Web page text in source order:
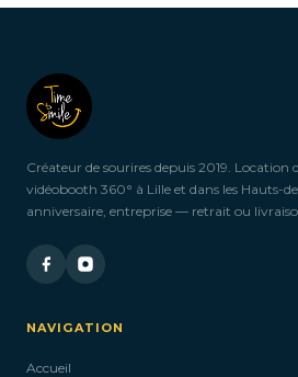
Créateur de sourires depuis 2019.
vidéobooth 360° à Lille et dans les Hauts-
anniversaire, entreprise — retrait ou
NAVIGATION
Accueil